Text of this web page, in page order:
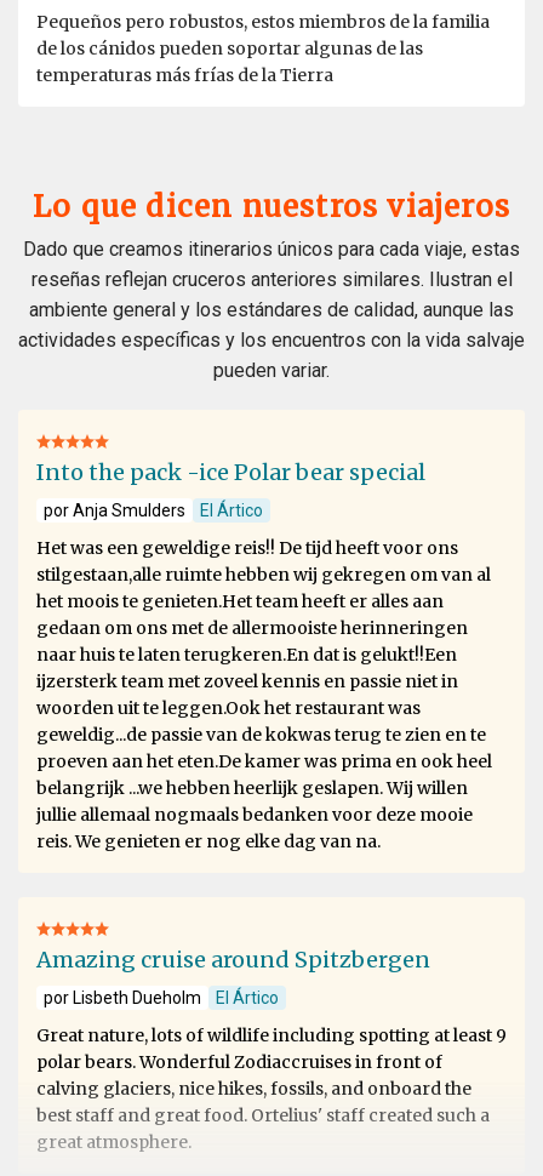
Pequeños pero robustos, estos miembros de la familia
de los cánidos pueden soportar algunas de las
temperaturas más frías de la Tierra
Lo que dicen nuestros viajeros
Dado que creamos itinerarios únicos para cada viaje, estas
reseñas reflejan cruceros anteriores similares. Ilustran el
ambiente general y los estándares de calidad, aunque las
actividades específicas y los encuentros con la vida salvaje
pueden variar.
Into the pack -ice Polar bear special
por Anja Smulders El Ártico
Het was een geweldige reis!! De tijd heeft voor ons
stilgestaan,alle ruimte hebben wij gekregen om van al
het moois te genieten.Het team heeft er alles aan
gedaan om ons met de allermooiste herinneringen
naar huis te laten terugkeren.En dat is gelukt!!Een
ijzersterk team met zoveel kennis en passie niet in
woorden uit te leggen.Ook het restaurant was
geweldig...de passie van de kokwas terug te zien en te
proeven aan het eten.De kamer was prima en ook heel
belangrijk ...we hebben heerlijk geslapen. Wij willen
jullie allemaal nogmaals bedanken voor deze mooie
reis. We genieten er nog elke dag van na.
Amazing cruise around Spitzbergen
por Lisbeth Dueholm El Ártico
Great nature, lots of wildlife including spotting at least 9
polar bears. Wonderful Zodiaccruises in front of
calving glaciers, nice hikes, fossils, and onboard the
best staff and great food. Ortelius' staff created such a
great atmosphere.